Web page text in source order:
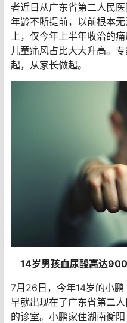
者近日从广东省第二人民
年龄不断提前，以前根本
上，仅今年上半年收治的
儿童痛风占比大大升高。
起，从家长做起。
14岁男孩血尿酸高达
7月26日，今年14岁的小
早就出现在了广东省第二
的诊室。小鹏家住湖南衡